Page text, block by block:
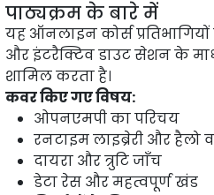
पाठ्यक्रम के बारे में
यह ऑनलाइन कोर्स
और इंटरैक्टिव डाउट सेशन के
शामिल करता है।
कवर किए गए विषय:
ओपनएमपी का परिचय
रनटाइम लाइब्रेरी और हैलो
दायरा और त्रुटि जाँच
डेटा रेस और महत्वपूर्ण खंड